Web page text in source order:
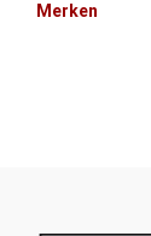
Merken